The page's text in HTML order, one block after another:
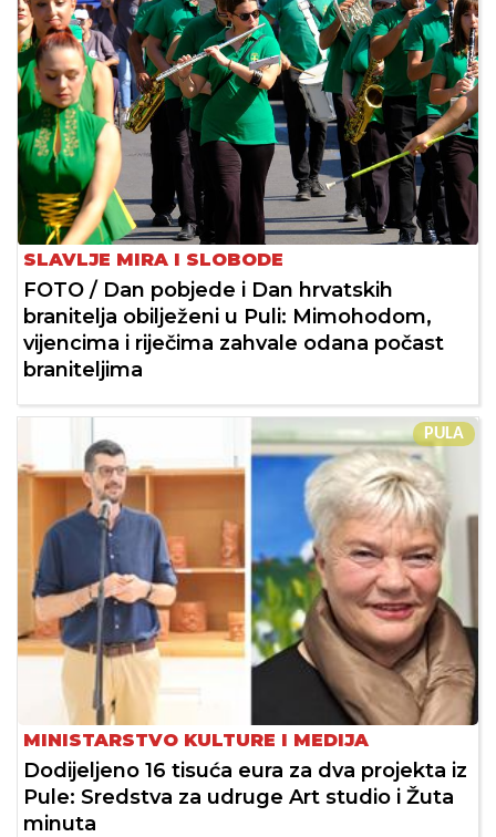
SLAVLJE MIRA I SLOBODE
FOTO / Dan pobjede i Dan hrvatskih
branitelja obilježeni u Puli: Mimohodom,
vijencima i riječima zahvale odana počast
braniteljima
PULA
MINISTARSTVO KULTURE I MEDIJA
Dodijeljeno 16 tisuća eura za dva projekta iz
Pule: Sredstva za udruge Art studio i Žuta
minuta